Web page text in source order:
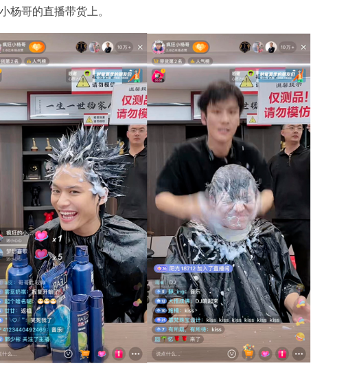
杨哥的直播带货上。